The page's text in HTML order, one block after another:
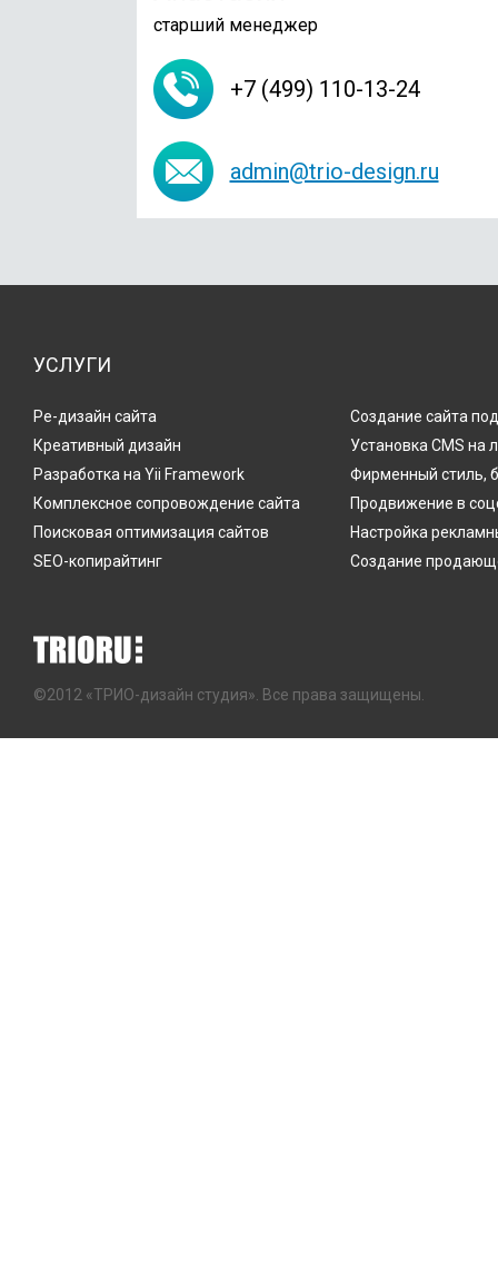
старший менеджер
+7 (499) 110-13-24
admin@trio-design.ru
УСЛУГИ
Ре-дизайн сайта
Создание сайта
Креативный дизайн
Установка CMS на
Разработка на Yii Framework
Фирменный стиль,
Комплексное сопровождение сайта
Продвижение в
Поисковая оптимизация сайтов
Настройка
SEO-копирайтинг
Создание
©2012 «ТРИО-дизайн студия». Все права защищены.